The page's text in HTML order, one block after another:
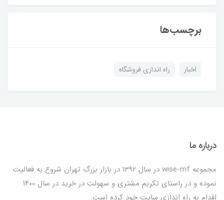
برچسب‌ها
اخبار راه اندازی فروشگاه
درباره ما
مجموعه wise-mf در سال 1392 در بازار بزرگ تهران شروع به فعالیت
نموده و در راستای تکریم مشتری و سهولت در خرید در سال 1400
اقدام به راه اندازی سایت خود کرده است.